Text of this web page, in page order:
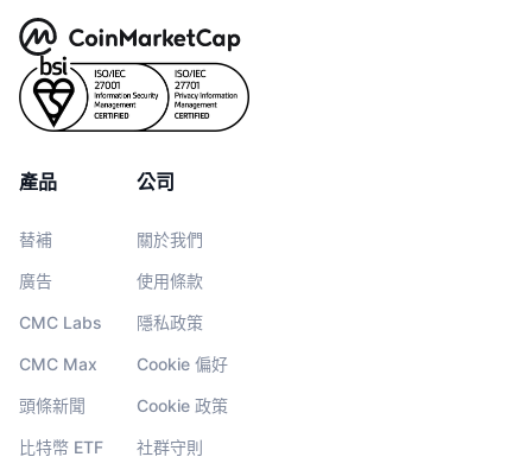
產品
替補
廣告
CMC Labs
CMC Max
頭條新聞
比特幣 ETF
公司
關於我們
使用條款
隱私政策
Cookie 偏好
Cookie 政策
社群守則